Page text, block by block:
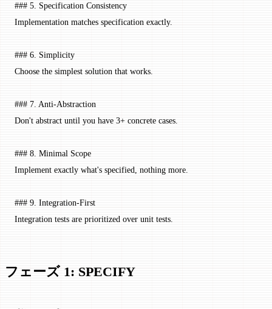
### 5. Specification Consistency
Implementation matches specification exactly.
### 6. Simplicity
Choose the simplest solution that works.
### 7. Anti-Abstraction
Don't abstract until you have 3+ concrete cases.
### 8. Minimal Scope
Implement exactly what's specified, nothing more.
### 9. Integration-First
Integration tests are prioritized over unit tests.
フェーズ 1: SPECIFY